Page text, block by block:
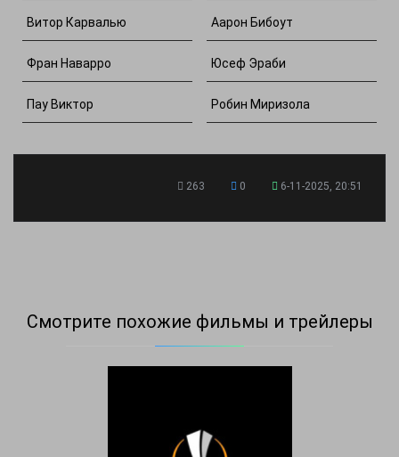
Витор Карвалью
Фран Наварро
Пау Виктор
Аарон Бибоут
Юсеф Эраби
Робин Миризола
263 0 6-11-2025, 20:51
Смотрите похожие фильмы и трейлеры